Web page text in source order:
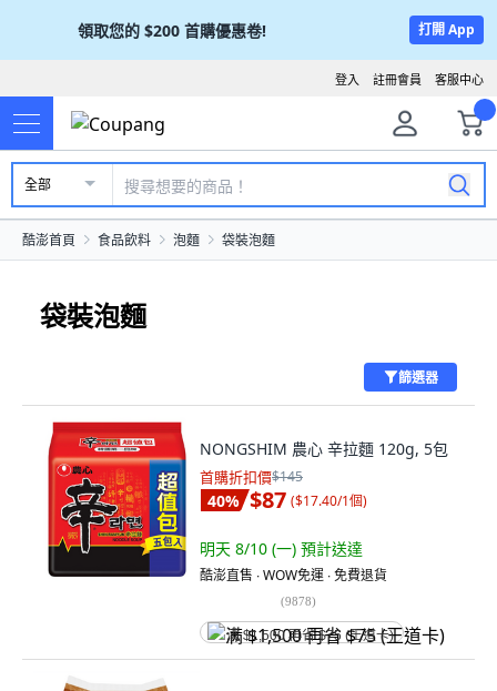
領取您的 $200 首購優惠卷! 打開 App
客服中心
註冊會員
登入
全部
酷澎首頁 食品飲料 泡麵 袋裝泡麵
袋裝泡麵
篩選器
NONGSHIM 農心 辛拉麵 120g, 5包
首購折扣價$145
40% $87 ($17.40/1個)
明天 8/10 (一) 預計送達
酷澎直售 ∙ WOW免運 ∙ 免費退貨
(9878)
满 $1,500 再省 $75 (王道卡)